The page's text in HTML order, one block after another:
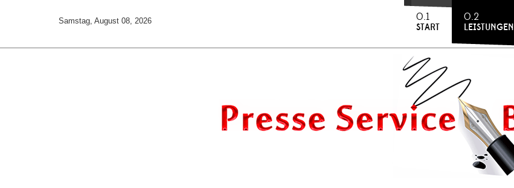
Samstag, August 08, 2026 0.1
START
0.2
LEISTUNGEN